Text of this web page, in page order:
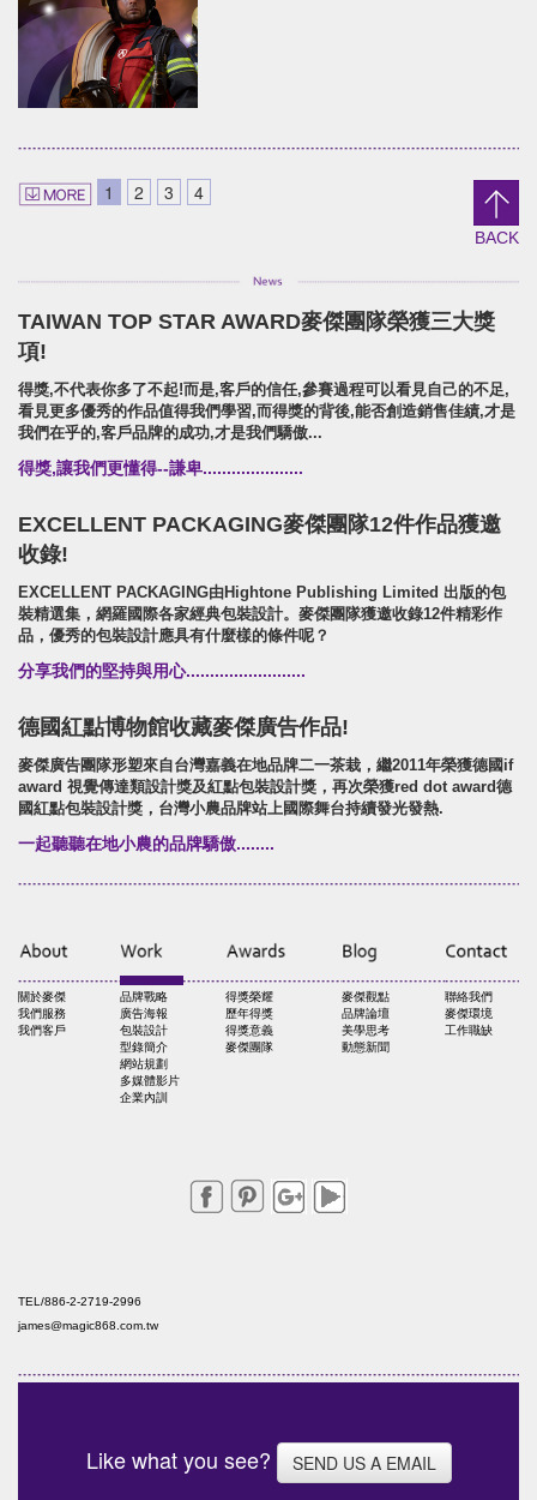
安口食品機械/品牌識別/包裝設計/行銷規範
DANCING PLUM
brand identity/logo design/packaging
信義鄉農會/梅子跳舞/產品識別/包裝設計/宣傳影
Shieun_Ta
brand identity/logo design/
上森實業/品牌識別/包裝設計/行銷
開廣集團/SUPER ARMOR/品牌形象識別/產品拍
攝策略
1 2 3 4
BACK
TAIWAN TOP STAR AWARD麥傑團隊榮獲三大獎
項!
得獎,不代表你多了不起!而是,客戶的信任,參賽過程可以看見自己的不足,
看見更多優秀的作品值得我們學習,而得獎的背後,能否創造銷售佳績,才是
我們在乎的,客戶品牌的成功,才是我們驕傲...
得獎,讓我們更懂得--謙卑.....................
EXCELLENT PACKAGING麥傑團隊12件作品獲邀
收錄!
EXCELLENT PACKAGING由Hightone Publishing Limited 出版的包
裝精選集，網羅國際各家經典包裝設計。麥傑團隊獲邀收錄12件精彩作
品，優秀的包裝設計應具有什麼樣的條件呢？
分享我們的堅持與用心.........................
德國紅點博物館收藏麥傑廣告作品!
麥傑廣告團隊形塑來自台灣嘉義在地品牌二一茶栽，繼2011年榮獲德國if
award 視覺傳達類設計獎及紅點包裝設計獎，再次榮獲red dot award德
國紅點包裝設計獎，台灣小農品牌站上國際舞台持續發光發熱.
一起聽聽在地小農的品牌驕傲........
關於麥傑
我們服務
我們客戶
品牌戰略
廣告海報
包裝設計
型錄簡介
網站規劃
多媒體影片
企業內訓
得獎榮耀
歷年得獎
得獎意義
麥傑團隊
麥傑觀點
品牌論壇
美學思考
動態新聞
聯絡我們
麥傑環境
工作職缺
TEL/886-2-2719-2996
james@magic868.com.tw
Like what you see? SEND US A EMAIL